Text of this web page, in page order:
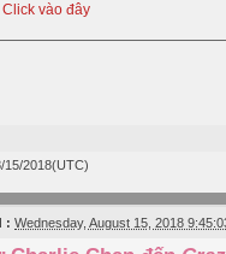
Click vào đây
15/2018(UTC)
: Wednesday, August 15, 2018